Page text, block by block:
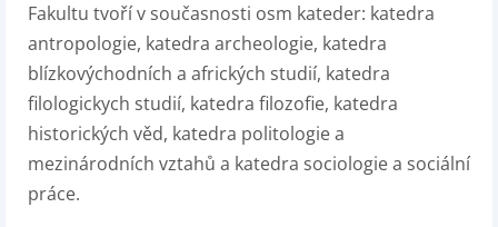
Fakultu tvoří v současnosti osm kateder: katedra
antropologie, katedra archeologie, katedra
blízkovýchodních a afrických studií, katedra
filologickych studií, katedra filozofie, katedra
historických věd, katedra politologie a
mezinárodních vztahů a katedra sociologie a sociální
práce.